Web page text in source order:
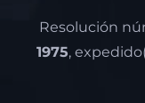
Resolución
1975,